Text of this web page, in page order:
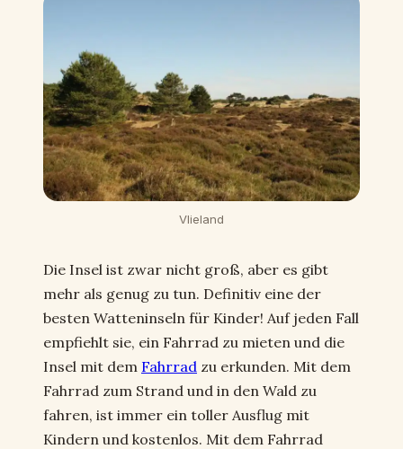
Vlieland
Die Insel ist zwar nicht groß, aber es gibt
mehr als genug zu tun. Definitiv eine der
besten Watteninseln für Kinder! Auf jeden Fall
empfiehlt sie, ein Fahrrad zu mieten und die
Insel mit dem Fahrrad zu erkunden. Mit dem
Fahrrad zum Strand und in den Wald zu
fahren, ist immer ein toller Ausflug mit
Kindern und kostenlos. Mit dem Fahrrad